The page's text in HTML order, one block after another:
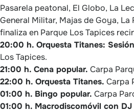
Pasarela peatonal, El Globo, La
General Militar, Majas de Goya, La
finaliza en Parque Los Tapices
20:00 h. Orquesta Titanes:
Los Tapices.
21:00 h. Cena popular. Carpa
22:00 h. Orquesta Titanes. Carpa
01:00 h. Bingo popular. Carpa
01:00 h. Macrodiscomóvil con